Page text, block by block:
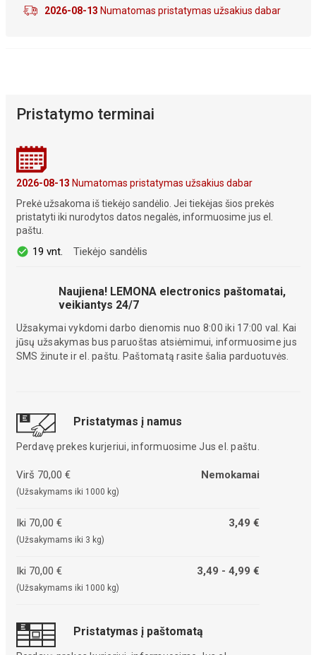
2026-08-13 Numatomas pristatymas užsakius dabar
Pristatymo terminai
2026-08-13 Numatomas pristatymas užsakius dabar
Prekė užsakoma iš tiekėjo sandėlio. Jei tiekėjas šios prekės
pristatyti iki nurodytos datos negalės, informuosime jus el.
paštu.
19 vnt. Tiekėjo sandėlis
Naujiena! LEMONA electronics paštomatai,
veikiantys 24/7
Užsakymai vykdomi darbo dienomis nuo 8:00 iki 17:00 val. Kai
jūsų užsakymas bus paruoštas atsiėmimui, informuosime jus
SMS žinute ir el. paštu. Paštomatą rasite šalia parduotuvės.
Pristatymas į namus
Perdavę prekes kurjeriui, informuosime Jus el. paštu.
Virš 70,00 €
(Užsakymams iki 1000 kg)
Nemokamai
Iki 70,00 €
(Užsakymams iki 3 kg)
3,49 €
Iki 70,00 €
(Užsakymams iki 1000 kg)
3,49 - 4,99 €
Pristatymas į paštomatą